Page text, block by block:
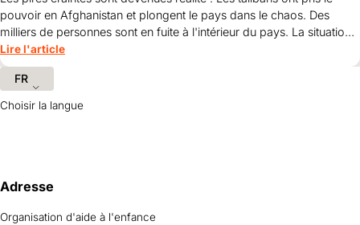
pouvoir en Afghanistan et plongent le pays dans le chaos. Des
milliers de personnes sont en fuite à l'intérieur du pays. La situation
est particulièrement dangereuse pour les femmes, les jeunes filles et
les enfants. World Vision est toujours sur place.
Lire l'article
Adresse
Organisation d'aide à l'enfance
FR
Choisir la langue